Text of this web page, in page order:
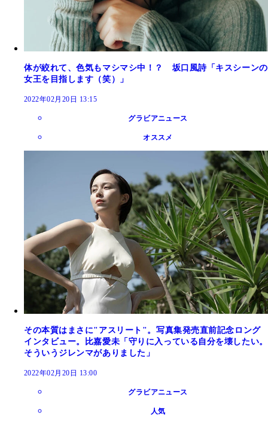
体が絞れて、色気もマシマシ中！？ 坂口風詩「キスシーンの
女王を目指します（笑）」
2022年02月20日 13:15
グラビアニュース
オススメ
その本質はまさに"アスリート"。写真集発売直前記念ロング
インタビュー。比嘉愛未「守りに入っている自分を壊したい。
そういうジレンマがありました」
2022年02月20日 13:00
グラビアニュース
人気